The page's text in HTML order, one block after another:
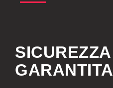
SICUREZZA
GARANTITA